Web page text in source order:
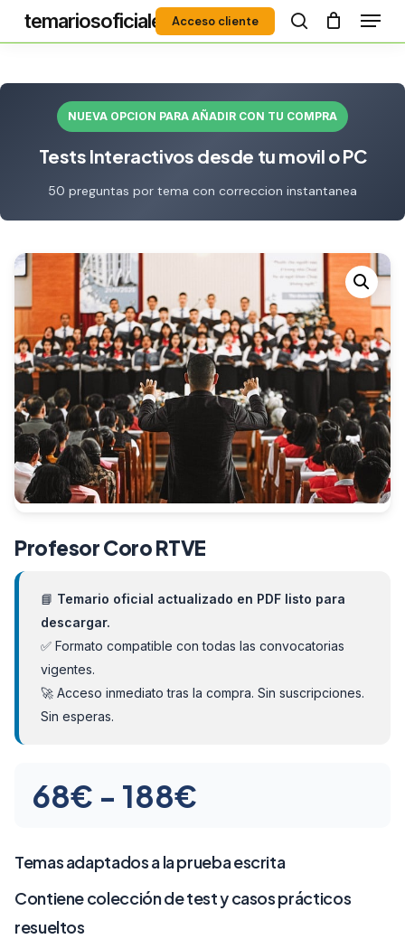
content
temariosoficiales
Acceso cliente
search
Menú
NUEVA OPCION PARA AÑADIR CON TU COMPRA
Tests Interactivos desde tu movil o PC
50 preguntas por tema con correccion instantanea
Profesor Coro RTVE
📘 Temario oficial actualizado en PDF listo para
descargar.
✅ Formato compatible con todas las convocatorias
vigentes.
🚀 Acceso inmediato tras la compra. Sin suscripciones.
Sin esperas.
68€ - 188€
precios:
desde
Temas adaptados a la prueba escrita
Contiene colección de test y casos prácticos
resueltos